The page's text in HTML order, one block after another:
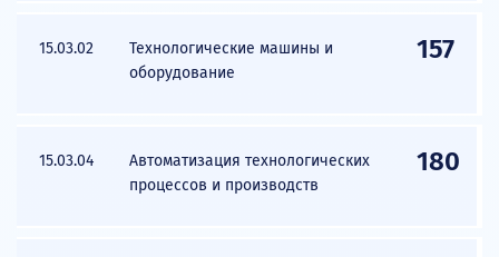
15.03.02
Технологические машины и
оборудование
157
15.03.04
Автоматизация технологических
процессов и производств
180